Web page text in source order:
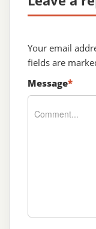
Your email
fields are
Message*